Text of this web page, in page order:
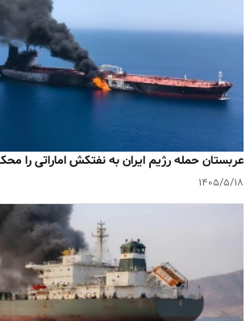
عربستان حمله رژیم ایران به نفتکش اماراتی را
۱۴۰۵/۵/۱۸